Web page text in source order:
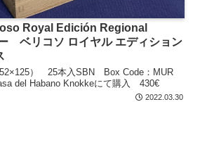
Royal Edición Regional
ベリコソ ロイヤル エディション
） 25本入SBN Box Code：MUR
del Habano Knokkeにて購入 430€
2022.03.30